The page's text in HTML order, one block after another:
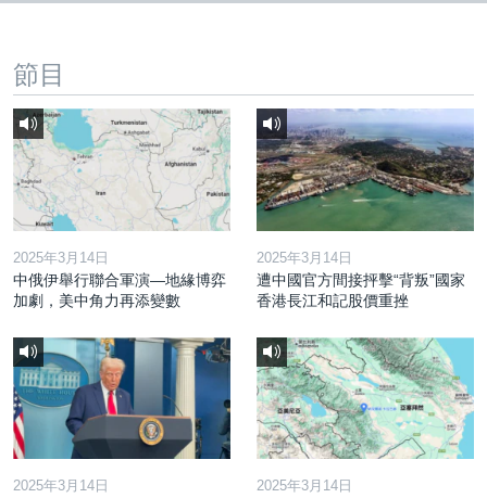
YOUTUBE頻道
港人港心
美國透視
建國史話
廣播節目表
其他語言網站
節目
2025年3月14日
中俄伊舉行聯合軍演—地緣博弈
加劇，美中角力再添變數
2025年3月14日
遭中國官方間接抨擊“背叛”國家
香港長江和記股價重挫
2025年3月14日 2025年3月14日